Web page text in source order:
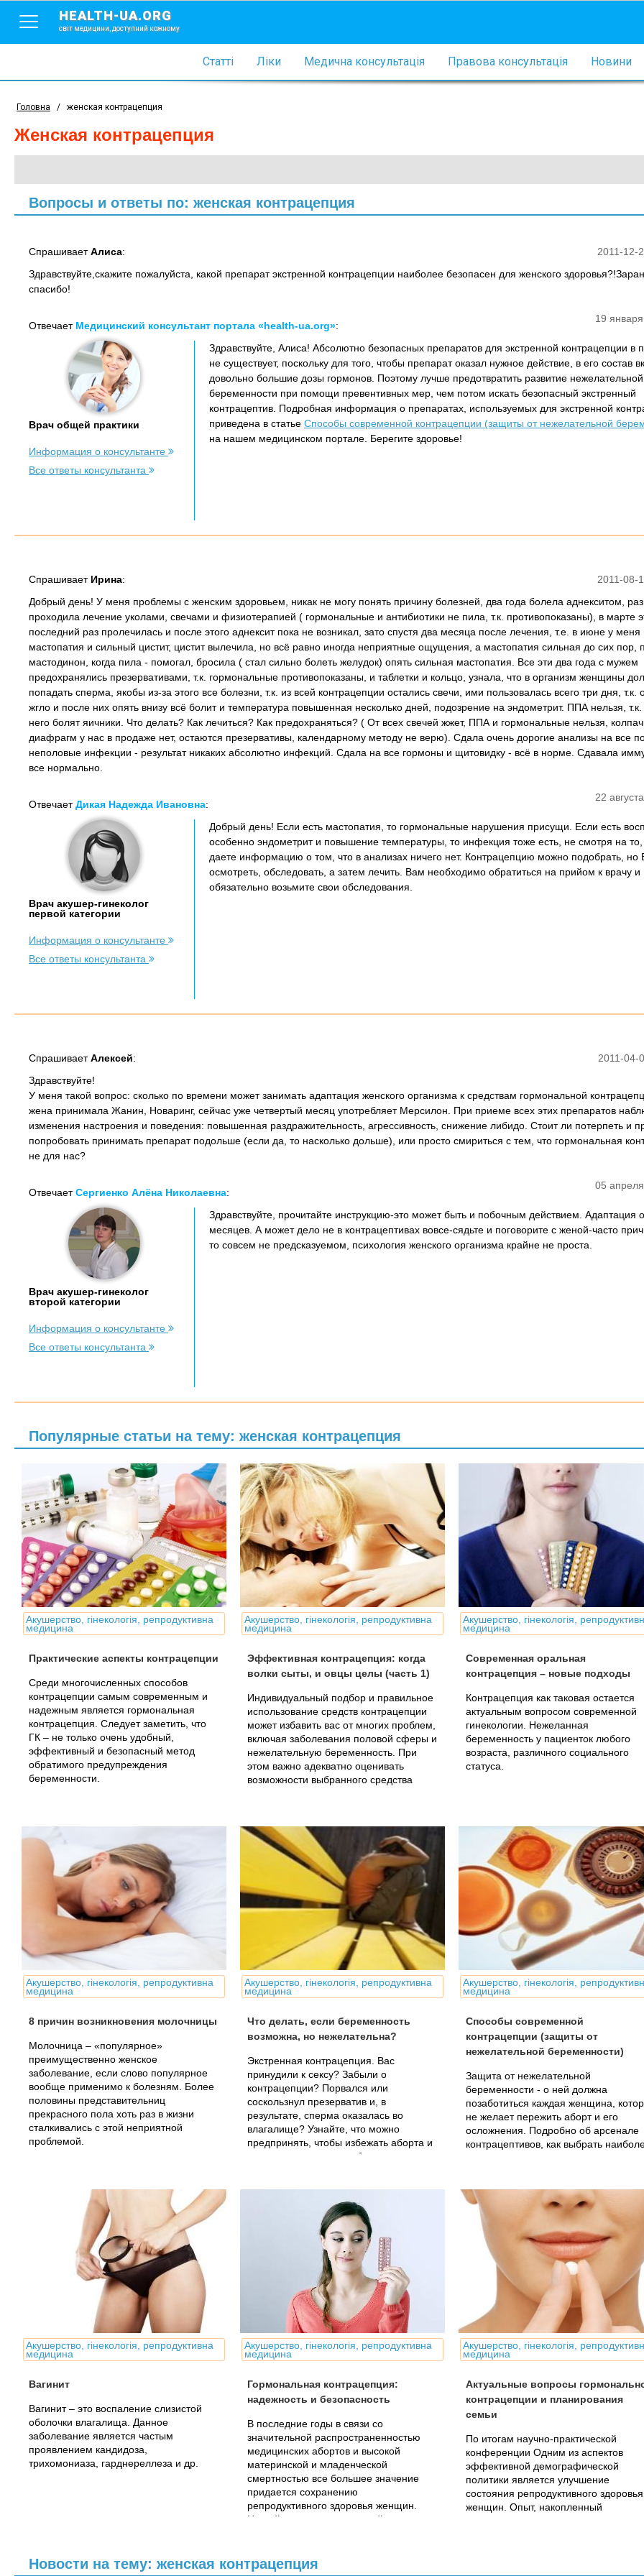
HEALTH-UA.ORG
світ медицини, доступний кожному
Статті Ліки Медична консультація Правова консультація Новини
Головна / женская контрацепция
женская контрацепция
Вопросы и ответы по: женская контрацепция
2011-12-
СпрашиваетАлиса:
Здравствуйте,скажите пожалуйста, какой препарат экстренной контрацепции наиболее безопасен для женского
спасибо!
19
Отвечает Медицинский консультант портала «health-ua.org»:
Врач общей практики
Информация о консультанте
Все ответы консультанта
Здравствуйте, Алиса! Абсолютно безопасных препаратов для экстренной контрацепции в
не существует, поскольку для того, чтобы препарат оказал нужное действие, в его состав
довольно большие дозы гормонов. Поэтому лучше предотвратить развитие нежелательной
беременности при помощи превентивных мер, чем потом искать безопасный экстренный
контрацептив. Подробная информация о препаратах, используемых для экстренной
приведена в статье Способы современной контрацепции (защиты от нежелательной
на нашем медицинском портале. Берегите здоровье!
2011-08-
Спрашивает Ирина:
Добрый день! У меня проблемы с женским здоровьем, никак не могу понять причину болезней, два года болела аднекситом,
проходила лечение уколами, свечами и физиотерапией ( гормональные и антибиотики не пила, т.к. противопоказаны), в марте
последний раз пролечилась и после этого аднексит пока не возникал, зато спустя два месяца после лечения, т.е. в июне у меня
мастопатия и сильный цистит, цистит вылечила, но всё равно иногда неприятные ощущения, а мастопатия сильная до сих пор,
мастодинон, когда пила - помогал, бросила ( стал сильно болеть желудок) опять сильная мастопатия. Все эти два года с мужем
предохранялись презервативами, т.к. гормональные противопоказаны, и таблетки и кольцо, узнала, что в организм женщины
попадать сперма, якобы из-за этого все болезни, т.к. из всей контрацепции остались свечи, ими пользовалась всего три дня, т.к.
жгло и после них опять внизу всё болит и температура повышенная несколько дней, подозрение на эндометрит. ППА нельзя,
него болят яичники. Что делать? Как лечиться? Как предохраняться? ( От всех свечей жжет, ППА и гормональные нельзя,
диафрагм у нас в продаже нет, остаются презервативы, календарному методу не верю). Сдала очень дорогие анализы на все
неполовые инфекции - результат никаких абсолютно инфекций. Сдала на все гормоны и щитовидку - всё в норме. Сдавала
все нормально.
22
ОтвечаетДикая Надежда Ивановна:
Врач акушер-гинеколог
первой категории
Информация о консультанте
Все ответы консультанта
Добрый день! Если есть мастопатия, то гормональные нарушения присущи. Если есть
особенно эндометрит и повышение температуры, то инфекция тоже есть, не смотря на
даете информацию о том, что в анализах ничего нет. Контрацепцию можно подобрать, но
осмотреть, обследовать, а затем лечить. Вам необходимо обратиться на прийом к врачу и
обязательно возьмите свои обследования.
2011-04-
СпрашиваетАлексей:
Здравствуйте!
У меня такой вопрос: сколько по времени может занимать адаптация женского организма к средствам гормональной
жена принимала Жанин, Новаринг, сейчас уже четвертый месяц употребляет Мерсилон. При приеме всех этих препаратов
изменения настроения и поведения: повышенная раздражительность, агрессивность, снижение либидо. Стоит ли потерпеть и
попробовать принимать препарат подольше (если да, то насколько дольше), или просто смириться с тем, что гормональная
не для нас?
05
ОтвечаетСергиенко Алёна Николаевна:
Врач акушер-гинеколог
второй категории
Информация о консультанте
Все ответы консультанта
Здравствуйте, прочитайте инструкцию-это может быть и побочным действием. Адаптация
месяцев. А может дело не в контрацептивах вовсе-сядьте и поговорите с женой-часто
то совсем не предсказуемом, психология женского организма крайне не проста.
Популярные статьи на тему: женская контрацепция
Акушерство, гінекологія, репродуктивна
медицина
Практические аспекты контрацепции
Среди многочисленных способов
контрацепции самым современным и
надежным является гормональная
контрацепция. Следует заметить, что
ГК – не только очень удобный,
эффективный и безопасный метод
обратимого предупреждения
беременности.
Акушерство, гінекологія, репродуктивна
медицина
Эффективная контрацепция: когда
волки сыты, и овцы целы (часть 1)
Индивидуальный подбор и правильное
использование средств контрацепции
может избавить вас от многих проблем,
включая заболевания половой сферы и
нежелательную беременность. При
этом важно адекватно оценивать
возможности выбранного средства
Акушерство, гінекологія,
медицина
Современная оральная
контрацепция – новые подходы
Контрацепция как таковая остается
актуальным вопросом современной
гинекологии. Нежеланная
беременность у пациенток любого
возраста, различного социального
статуса.
Акушерство, гінекологія, репродуктивна
медицина
8 причин возникновения молочницы
Молочница – «популярное»
преимущественно женское
заболевание, если слово популярное
вообще применимо к болезням. Более
половины представительниц
прекрасного пола хоть раз в жизни
сталкивались с этой неприятной
проблемой.
Акушерство, гінекологія, репродуктивна
медицина
Что делать, если беременность
возможна, но нежелательна?
Экстренная контрацепция. Вас
принудили к сексу? Забыли о
контрацепции? Порвался или
соскользнул презерватив и, в
результате, сперма оказалась во
влагалище? Узнайте, что можно
предпринять, чтобы избежать аборта и
не допустить развития беременности.
Акушерство, гінекологія,
медицина
Способы современной
контрацепции (защиты от
нежелательной беременности)
Защита от нежелательной
беременности - о ней должна
позаботиться каждая женщина,
не желает пережить аборт и его
осложнения. Подробно об арсенале
контрацептивов, как выбрать
Акушерство, гінекологія, репродуктивна
медицина
Вагинит
Вагинит – это воспаление слизистой
оболочки влагалища. Данное
заболевание является частым
проявлением кандидоза,
трихомониаза, гарднереллеза и др.
Акушерство, гінекологія, репродуктивна
медицина
Гормональная контрацепция:
надежность и безопасность
В последние годы в связи со
значительной распространенностью
медицинских абортов и высокой
материнской и младенческой
смертностью все большее значение
придается сохранению
репродуктивного здоровья женщин.
Низкий уровень сексуальной культуры,
Акушерство, гінекологія,
медицина
Актуальные вопросы
контрацепции и планирования
семьи
По итогам научно-практической
конференции Одним из аспектов
эффективной демографической
политики является улучшение
состояния репродуктивного здоровья
женщин. Опыт, накопленный
Новости на тему: женская контрацепция